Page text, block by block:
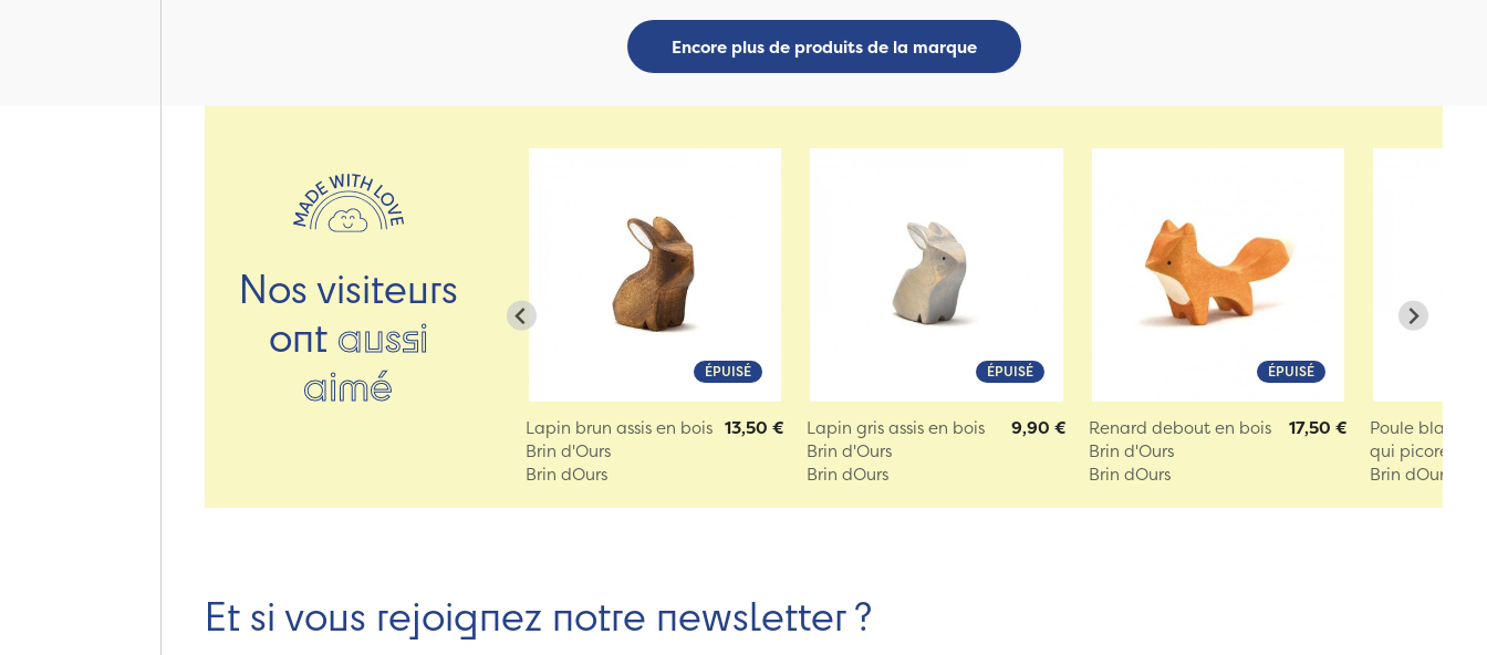
Encore plus de produits de la marque
Nos visiteurs
ont aussi
aimé
ÉPUISÉ
Lapin brun assis en bois
Brin d'Ours
Brin dOurs
13,50 €
ÉPUISÉ
Lapin gris assis en bois
Brin d'Ours
Brin dOurs
9,90 €
ÉPUISÉ
Renard debout en bois
Brin d'Ours
Brin dOurs
17,50 €
Poule
qui picore
Brin dOurs
Et si vous rejoignez notre newsletter ?